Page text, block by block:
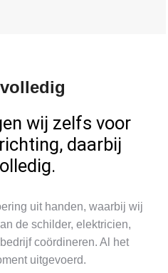
wij zelfs voor
daarbij
uit handen, waarbij wij
de schilder, elektricien,
coördineren. Al het
uitgevoerd.